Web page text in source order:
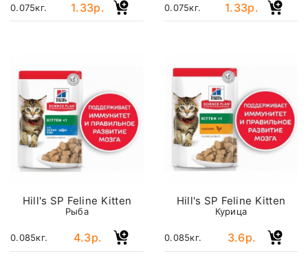
0.075кг. 1.33р. 0.075кг. 1.33р.
Hill's SP Feline Kitten
Рыба
0.085кг. 4.3р.
Hill's SP Feline Kitten
Курица
0.085кг. 3.6р.